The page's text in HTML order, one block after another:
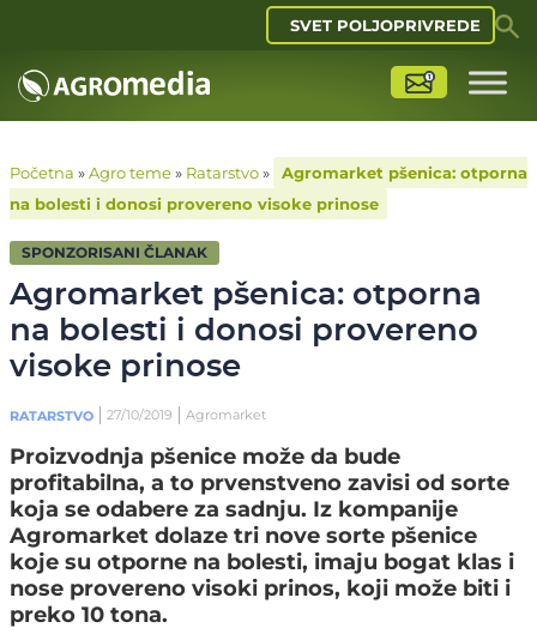
SVET POLJOPRIVREDE
Početna »Agro teme» Ratarstvo»
Agromarket pšenica: otporna
na bolesti i donosi provereno visoke prinose
SPONZORISANI ČLANAK
Agromarket pšenica: otporna
na bolesti i donosi provereno
visoke prinose
RATARSTVO 27/10/2019 Agromarket
Proizvodnja pšenice može da bude
profitabilna, a to prvenstveno zavisi od sorte
koja se odabere za sadnju. Iz kompanije
Agromarket dolaze tri nove sorte pšenice
koje su otporne na bolesti, imaju bogat klas i
nose provereno visoki prinos, koji može biti i
preko 10 tona.